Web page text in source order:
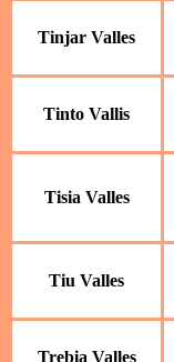
Tinjar Valles
Tinto Vallis
Tisia Valles
Tiu Valles
Trebia Valles